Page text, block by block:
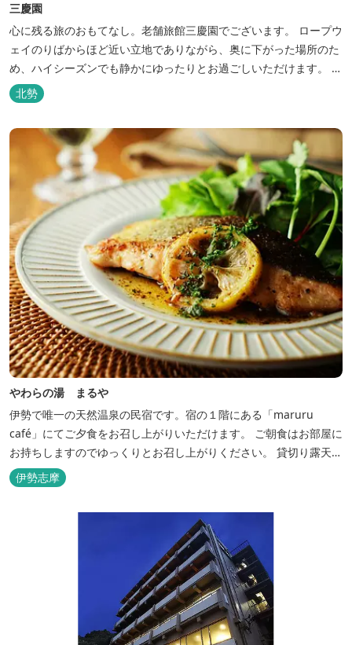
三慶園
心に残る旅のおもてなし。老舗旅館三慶園でございます。 ロープウ
ェイのりばからほど近い立地でありながら、奥に下がった場所のた
め、ハイシーズンでも静かにゆったりとお過ごしいただけます。 自
慢の大浴場からは、雄大な御在所岳を背に、御在所ロープウェイが
望めます。季節ごとに表情を変える湯の山の自然と対話しながら至
極のひとときをどうぞ。
北勢
やわらの湯 まるや
伊勢で唯一の天然温泉の民宿です。宿の１階にある「maruru
café」にてご夕食をお召し上がりいただけます。 ご朝食はお部屋に
お持ちしますのでゆっくりとお召し上がりください。 貸切り露天風
呂完備、駅近、夫婦岩まで徒歩15分です。
伊勢志摩